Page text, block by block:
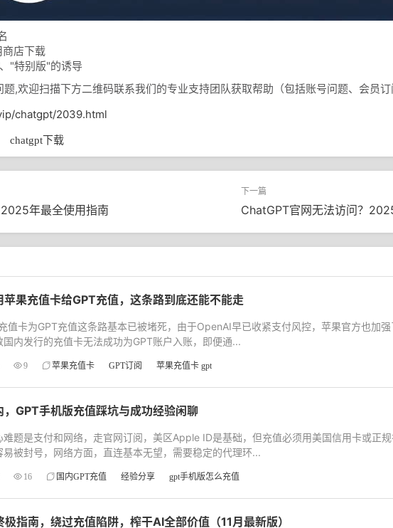
商店下载
"特别版"的诱导
,欢迎扫描下方二维码联系我们的专业支持团队获取帮助（包括账号问题、会员订
chatgpt/2039.html
chatgpt下载
年最全使用指南 ChatGPT官网无法访问？
果充值卡给GPT充值，这条路到底还能不能走
值卡为GPT充值这条路基本已被堵死，由于OpenAI早已收紧支付风控，苹果官方也加
内发行的充值卡无法成功为GPT账户入账，即便通...
9 苹果充值卡 GPT订阅 苹果充值卡 gpt
GPT手机版充值踩坑与成功经验闲聊
题是支付和网络，走官网订阅，美区Apple ID是基础，但充值必须用美国信用卡或正
被封号，网络方面，直连基本无望，需要稳定的代理环...
16 国内GPT充值 经验分享 gpt手机版怎么充值
指南，绕过充值陷阱，榨干AI全部价值（11月最新版）